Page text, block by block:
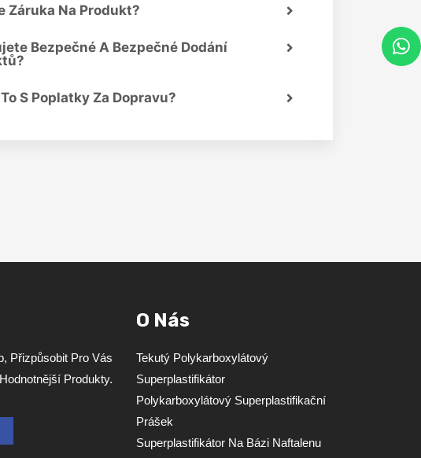
Záruka Na Produkt?
Bezpečné A Bezpečné Dodání
S Poplatky Za Dopravu?
Přizpůsobit Pro Vás
Produkty.
O Nás
Tekutý Polykarboxylátový
Superplastifikátor
Polykarboxylátový Superplastifikační
Prášek
Superplastifikátor Na Bázi Naftalenu